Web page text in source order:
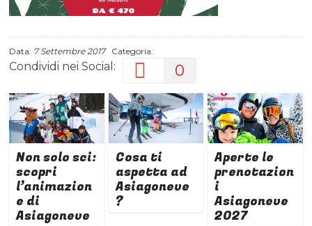
Data: 7 Settembre 2017Categoria:
Condividi nei Social: 0
Non solo sci:
scopri
l’animazion
e di
Asiagoneve
Cosa ti
aspetta ad
Asiagoneve
?
Aperte le
prenotazion
i
Asiagoneve
2027